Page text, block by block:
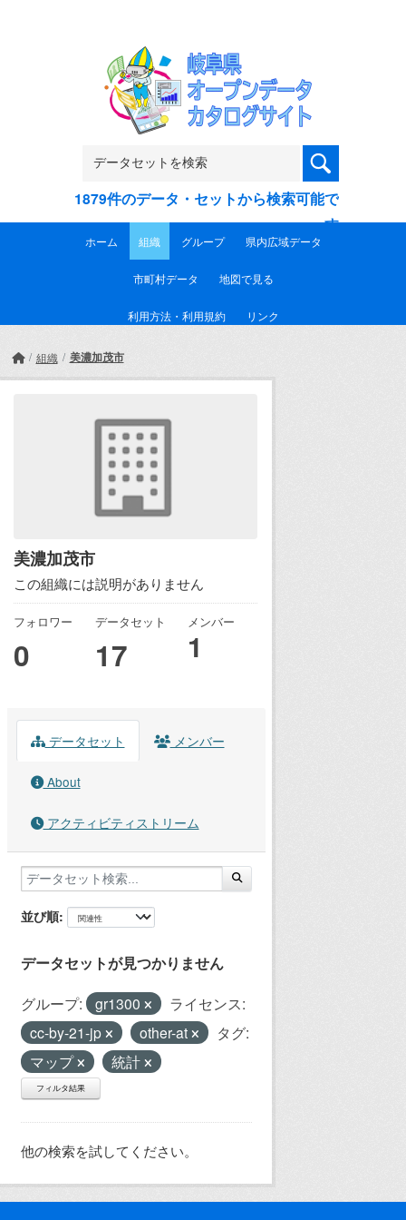
1879件のデータ・セットから検索可能で
す
ホーム 組織 グループ 県内広域データ
市町村データ 地図で見る
利用方法・利用規約 リンク
組織 美濃加茂市
美濃加茂市
この組織には説明がありません
フォロワー
0
データセット
17
メンバー
1
データセット メンバー
About
アクティビティストリーム
並び順
データセットが見つかりません
グループ: gr1300
ライセンス:
cc-by-21-jp
other-at
タグ:
マップ
統計
フィルタ結果
他の検索を試してください。